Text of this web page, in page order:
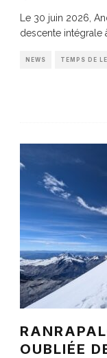
Le 30 juin 2026,
descente intégrale
NEWS TEMPS DE
OUBLIÉE